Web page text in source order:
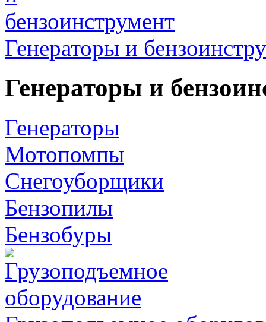
Генераторы и
Генераторы и
Генераторы
Мотопомпы
Снегоуборщики
Бензопилы
Бензобуры